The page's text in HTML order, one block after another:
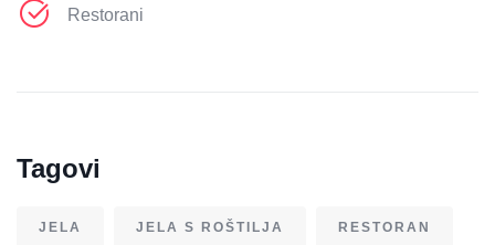
Restorani
Tagovi
JELA JELA S ROŠTILJA RESTORAN